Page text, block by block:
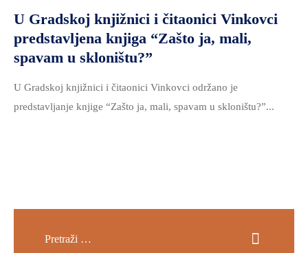
U Gradskoj knjižnici i čitaonici Vinkovci
predstavljena knjiga “Zašto ja, mali,
spavam u skloništu?”
U Gradskoj knjižnici i čitaonici Vinkovci održano je
predstavljanje knjige “Zašto ja, mali, spavam u skloništu?”...